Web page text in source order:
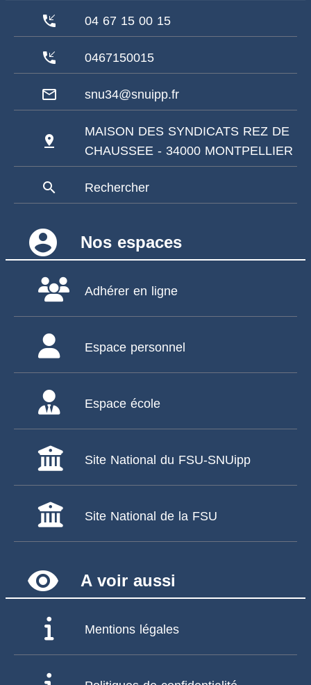
phone_callback 04 67 15 00 15
phone_callback 0467150015
mail_outline snu34@snuipp.fr
pin_drop
MAISON DES SYNDICATS REZ DE
CHAUSSEE - 34000 MONTPELLIER
search Rechercher
account_circle Nos espaces
Adhérer en ligne
Espace personnel
Espace école
Site National du FSU-SNUipp
Site National de la FSU
remove_red_eye A voir aussi
Mentions légales